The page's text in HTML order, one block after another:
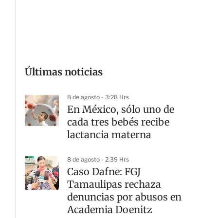
Últimas noticias
8 de agosto - 3:28 Hrs
En México, sólo uno de
cada tres bebés recibe
lactancia materna
8 de agosto - 2:39 Hrs
Caso Dafne: FGJ
Tamaulipas rechaza
denuncias por abusos en
Academia Doenitz